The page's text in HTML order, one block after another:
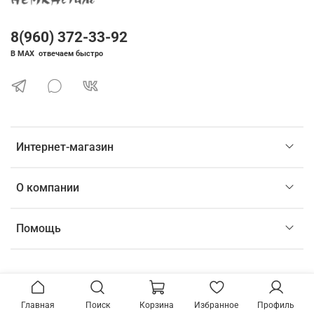
Интернет-магазин
О компании
Помощь
8(960) 372-33-92
В MAX отвечаем быстро
Главная Поиск Корзина Избранное Профиль